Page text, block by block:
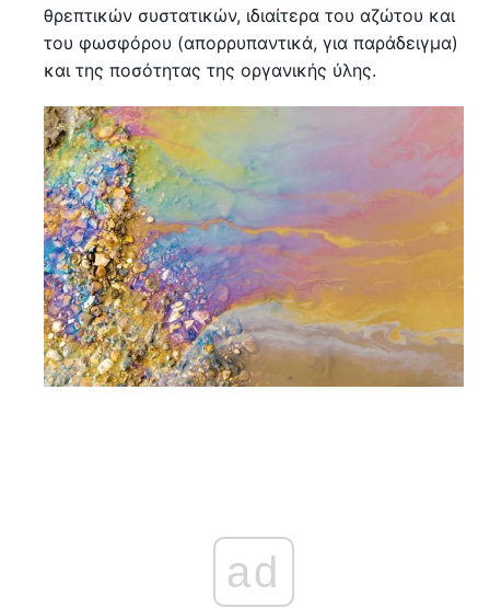
θρεπτικών συστατικών, ιδιαίτερα του αζώτου και
του φωσφόρου (απορρυπαντικά, για παράδειγμα)
και της ποσότητας της οργανικής ύλης.
ad